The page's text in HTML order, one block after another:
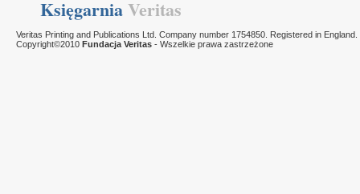
KsięgarniaVeritas
Veritas Printing and Publications Ltd. Company number 1754850. Registered in England.
Copyright©2010 Fundacja Veritas - Wszelkie prawa zastrzeżone